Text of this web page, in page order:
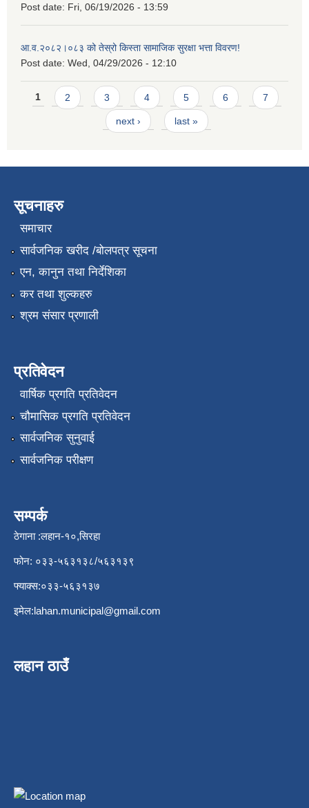
Post date: Fri, 06/19/2026 - 13:59
आ.व.२०८२।०८३ को तेस्रो किस्ता सामाजिक सुरक्षा भत्ता विवरण!
Post date: Wed, 04/29/2026 - 12:10
Pages
1 2 3 4 5 6 7
next › last »
सूचनाहरु
समाचार
सार्वजनिक खरीद /बोलपत्र सूचना
एन, कानुन तथा निर्देशिका
कर तथा शुल्कहरु
श्रम संसार प्रणाली
प्रतिवेदन
वार्षिक प्रगति प्रतिवेदन
चौमासिक प्रगति प्रतिवेदन
सार्वजनिक सुनुवाई
सार्वजनिक परीक्षण
सम्पर्क
ठेगाना :लहान-१०,सिरहा
फोन: ०३३-५६३१३८/५६३१३९
फ्याक्स:०३३-५६३१३७
इमेल:lahan.municipal@gmail.com
लहान ठाउँ